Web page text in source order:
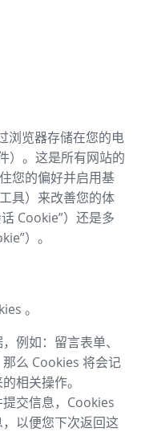
浏览器存储在您的电
）。这是所有网站的
您的偏好并启用基
具）来改善您的体
Cookie”）还是多
）。
。
例如：留言表单、
么 Cookies 将会记
相关操作。
交信息，Cookies
以便您下次返回这